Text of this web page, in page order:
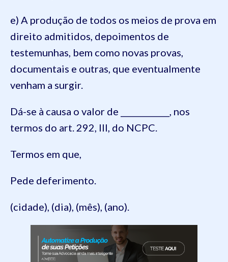
e) A produção de todos os meios de prova em
direito admitidos, depoimentos de
testemunhas, bem como novas provas,
documentais e outras, que eventualmente
venham a surgir.
Dá-se à causa o valor de ____________, nos
termos do art. 292, III, do NCPC.
Termos em que,
Pede deferimento.
(cidade), (dia), (mês), (ano).